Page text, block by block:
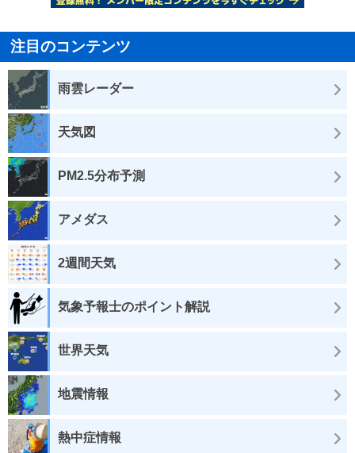
注目のコンテンツ
雨雲レーダー
天気図
PM2.5分布予測
アメダス
2週間天気
気象予報士のポイント解説
世界天気
地震情報
熱中症情報